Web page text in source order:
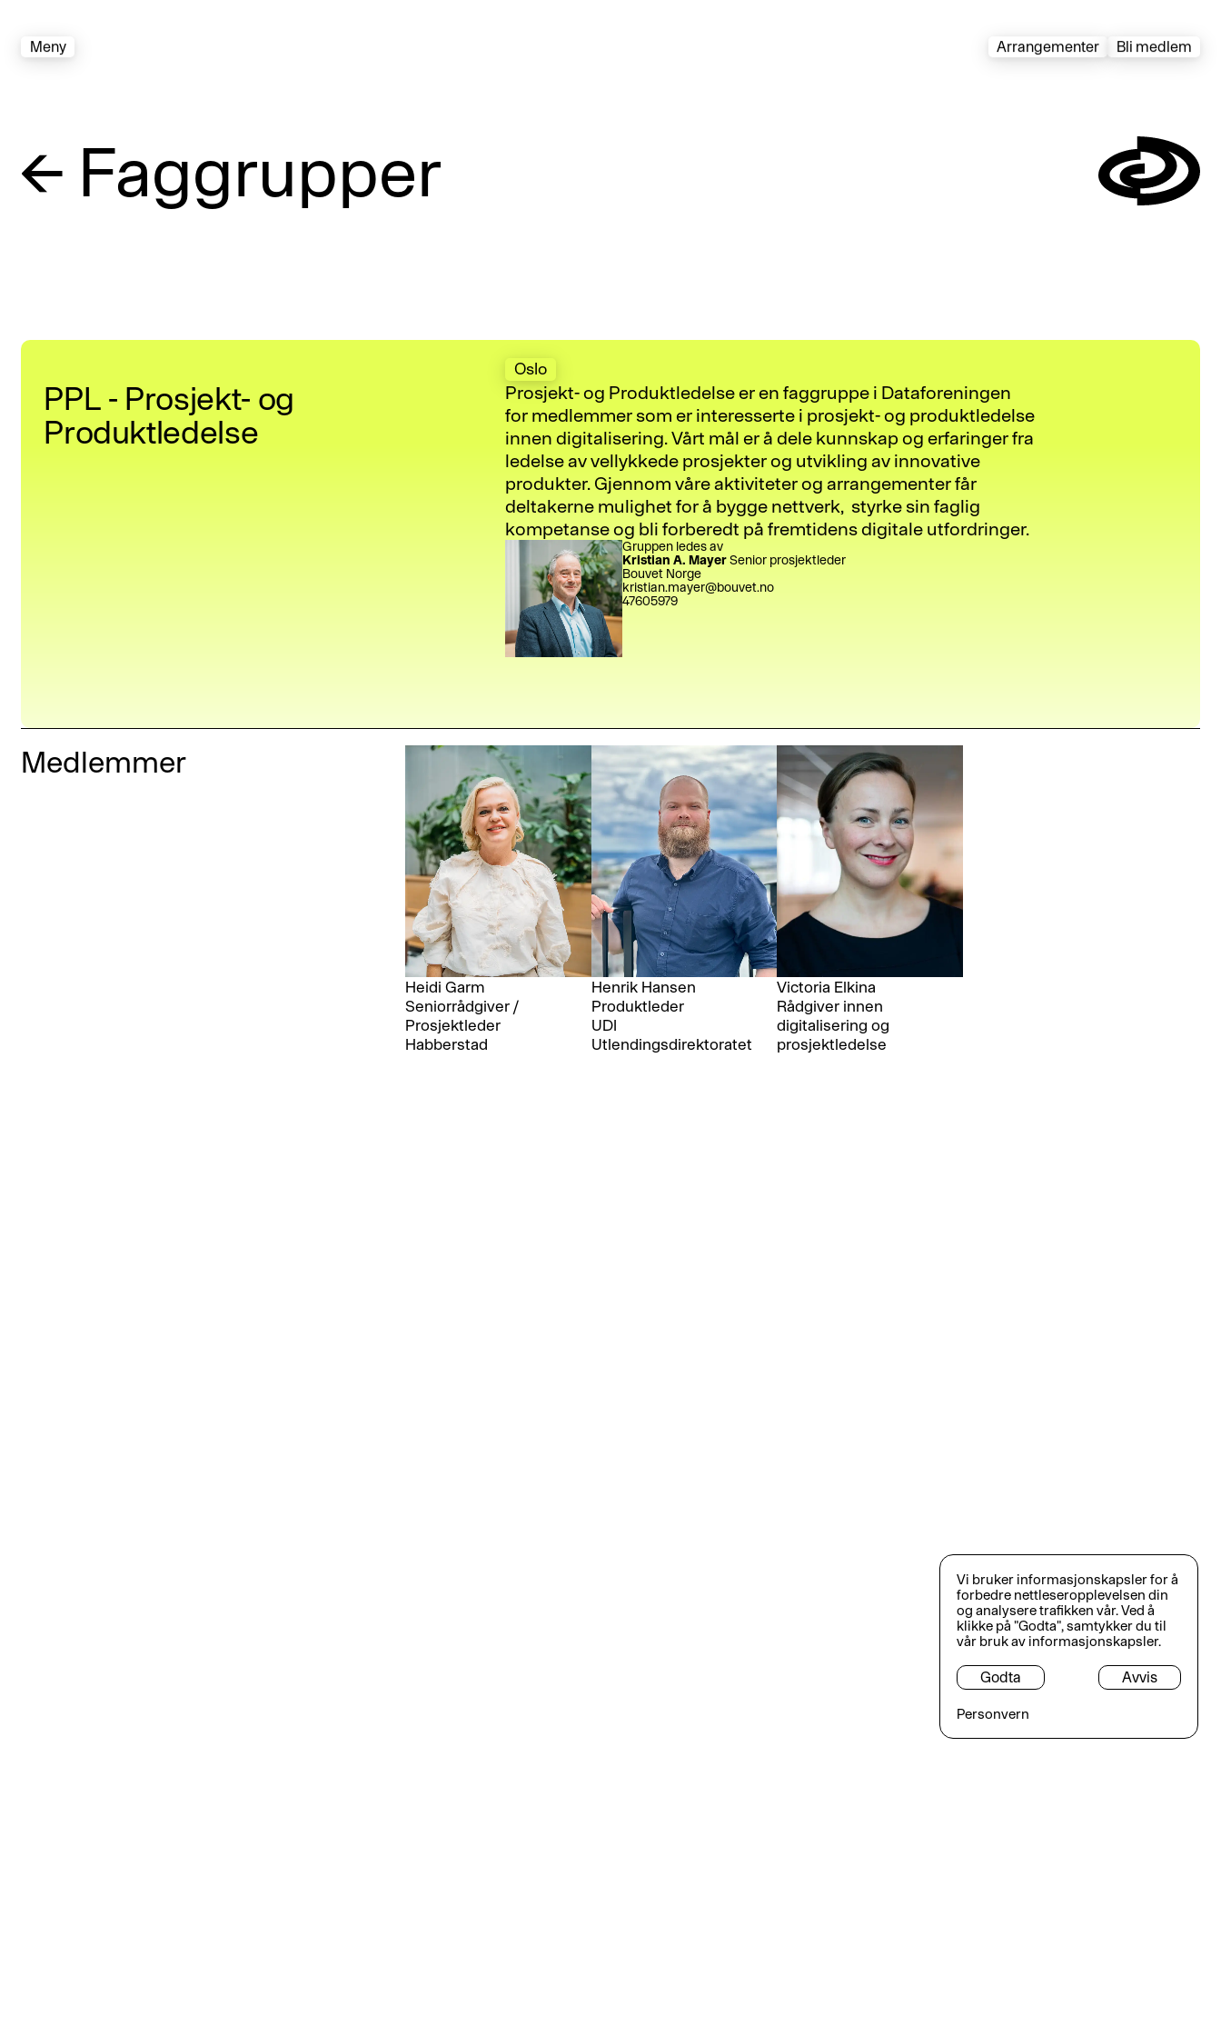
Vi bruker informasjonskapsler for å
forbedre nettleseropplevelsen din
og analysere trafikken vår. Ved å
klikke på "Godta", samtykker du til
vår bruk av informasjonskapsler.
Godta Avvis
Personvern
Meny Arrangementer Bli medlem
← Faggrupper Symbol
Oslo
PPL - Prosjekt- og
Produktledelse
Prosjekt- og Produktledelse er en faggruppe i Dataforeningen
for medlemmer som er interesserte i prosjekt- og produktledelse
innen digitalisering. Vårt mål er å dele kunnskap og erfaringer fra
ledelse av vellykkede prosjekter og utvikling av innovative
produkter. Gjennom våre aktiviteter og arrangementer får
deltakerne mulighet for å bygge nettverk, styrke sin faglig
kompetanse og bli forberedt på fremtidens digitale utfordringer.
Gruppen ledes av
Kristian A. MayerSenior prosjektleder
Bouvet Norge
kristian.mayer@bouvet.no
47605979
Medlemmer
Heidi Garm
Seniorrådgiver /
Prosjektleder
Habberstad
Henrik Hansen
Produktleder
UDI
Utlendingsdirektoratet
Victoria Elkina
Rådgiver innen
digitalisering og
prosjektledelse